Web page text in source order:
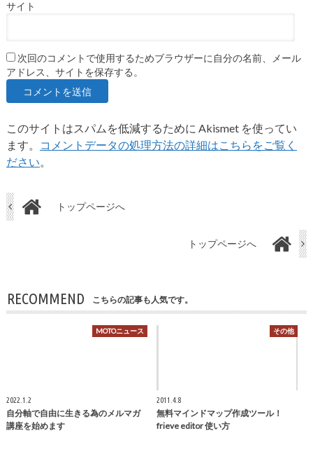
サイト
次回のコメントで使用するためブラウザーに自分の名前、メール
アドレス、サイトを保存する。
このサイトはスパムを低減するために Akismet を使ってい
ます。
コメントデータの処理方法の詳細はこちらをご覧く
ださい。
トップページへ
トップページへ
RECOMMEND こちらの記事も人気です。
MOTOニュース
2022.1.2
自分軸で自由に生きる為のメルマガ
講座を始めます
その他
2011.4.8
無料マインドマップ作成ツール！
frieve editor 使い方